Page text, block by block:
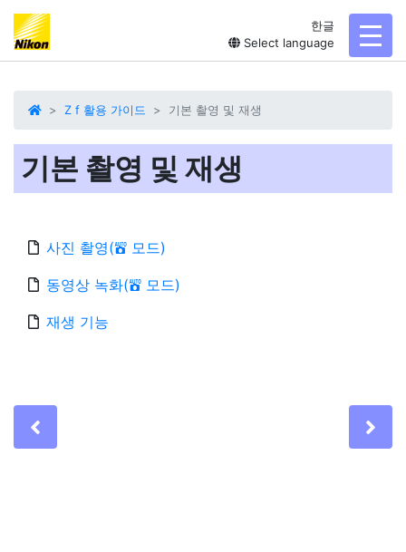
한글
Select language
Z f 활용 가이드 기본 촬영 및 재생
기본 촬영 및 재생
사진 촬영(b 모드)
동영상 녹화(b 모드)
재생 기능